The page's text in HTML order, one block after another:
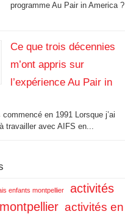
programme Au Pair in America ?
Ce que trois décennies
m’ont appris sur
l’expérience Au Pair in
commencé en 1991 Lorsque j’ai
travailler avec AIFS en...
enfants montpellier
activités
activités en